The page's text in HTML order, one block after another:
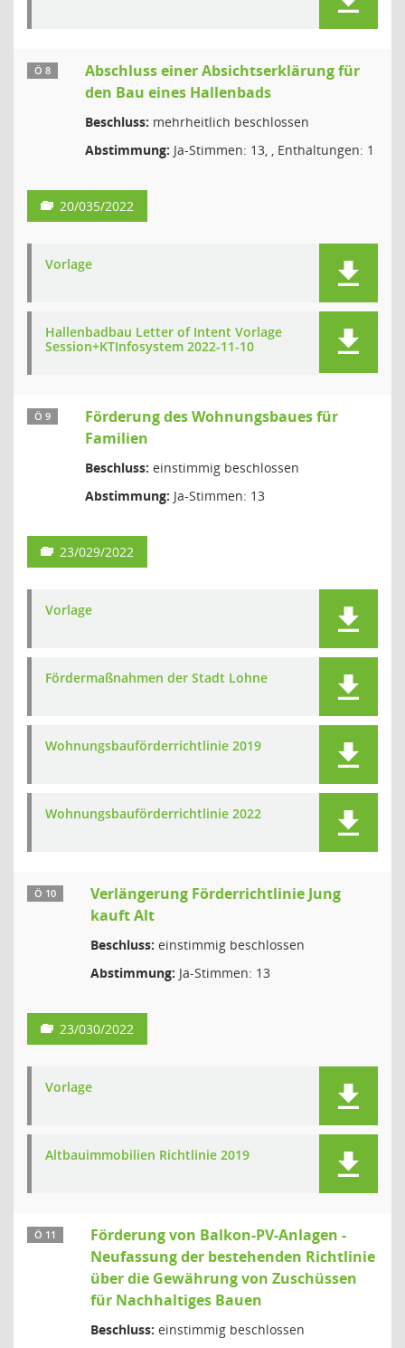
Ö 8
Abschluss einer Absichtserklärung für
den Bau eines Hallenbads
Beschluss: mehrheitlich beschlossen
Abstimmung: Ja-Stimmen: 13, , Enthaltungen: 1
20/035/2022
Vorlage
Hallenbadbau Letter of Intent Vorlage
Session+KTInfosystem 2022-11-10
Ö 9
Förderung des Wohnungsbaues für
Familien
Beschluss: einstimmig beschlossen
Abstimmung: Ja-Stimmen: 13
23/029/2022
Vorlage
Fördermaßnahmen der Stadt Lohne
Wohnungsbauförderrichtlinie 2019
Wohnungsbauförderrichtlinie 2022
Ö 10
Verlängerung Förderrichtlinie Jung
kauft Alt
Beschluss: einstimmig beschlossen
Abstimmung: Ja-Stimmen: 13
23/030/2022
Vorlage
Altbauimmobilien Richtlinie 2019
Ö 11
Förderung von Balkon-PV-Anlagen -
Neufassung der bestehenden Richtlinie
über die Gewährung von Zuschüssen
für Nachhaltiges Bauen
Beschluss: einstimmig beschlossen